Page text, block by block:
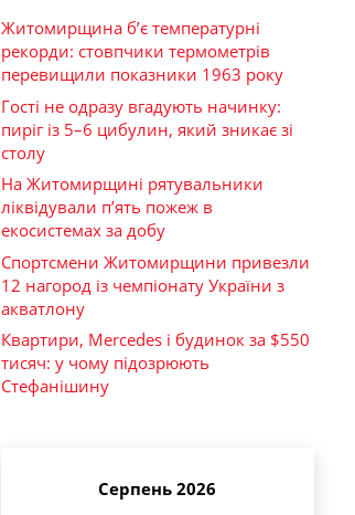
Житомирщина б’є температурні
рекорди: стовпчики термометрів
перевищили показники 1963 року
Гості не одразу вгадують начинку:
пиріг із 5–6 цибулин, який зникає зі
столу
На Житомирщині рятувальники
ліквідували п’ять пожеж в
екосистемах за добу
Спортсмени Житомирщини привезли
12 нагород із чемпіонату України з
акватлону
Квартири, Mercedes і будинок за $550
тисяч: у чому підозрюють
Стефанішину
Серпень 2026